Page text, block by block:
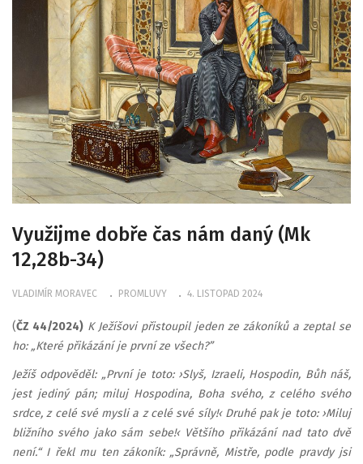
Využijme dobře čas nám daný (Mk
12,28b-34)
VLADIMÍR MORAVEC PROMLUVY 4. LISTOPAD 2024
(ČZ 44/2024) K Ježíšovi přistoupil jeden ze zákoníků a zeptal se
ho: „Které přikázání je první ze všech?”
Ježíš odpověděl: „První je toto: ›Slyš, Izraeli, Hospodin, Bůh náš,
jest jediný pán; miluj Hospodina, Boha svého, z celého svého
srdce, z celé své mysli a z celé své síly!‹ Druhé pak je toto: ›Miluj
bližního svého jako sám sebe!‹ Většího přikázání nad tato dvě
není.“ I řekl mu ten zákoník: „Správně, Mistře, podle pravdy jsi